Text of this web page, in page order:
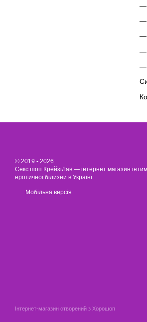
© 2019 - 2026
Секс шоп КрейзіЛав — інтернет магазин
еротичної білизни в Україні
Мобільна версія
Інтернет-магазин створений з Хорошоп